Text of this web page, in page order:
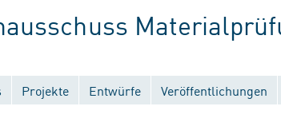
Projekte Entwürfe Veröffentlichungen